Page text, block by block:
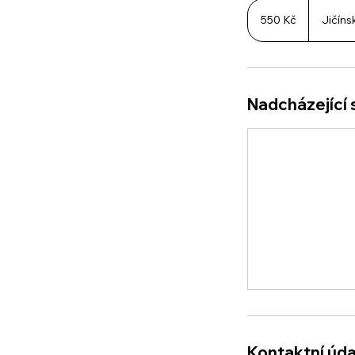
550
českých
korun550 Kč
Nadcházející